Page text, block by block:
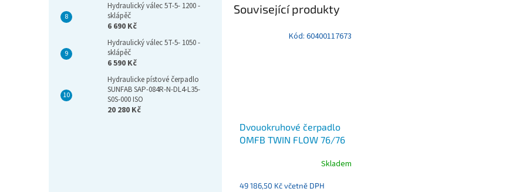
Hydraulický válec 5T-5- 1200 -
sklápěč
6 690 Kč
Hydraulický válec 5T-5- 1050 -
sklápěč
6 590 Kč
Hydraulicke pístové čerpadlo
SUNFAB SAP-084R-N-DL4-L35-
S0S-000 ISO
20 280 Kč
Související produkty
Dvouokruhové čerpadlo
OMFB TWIN FLOW 76/76
Skladem
49 186,50 Kč včetně DPH
Kód: 60400117673